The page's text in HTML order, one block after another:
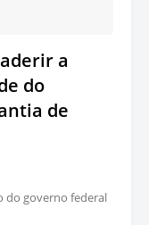
a
do
de
do governo federal